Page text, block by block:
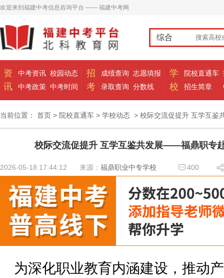
欢迎来到福建中考信息咨询平台 —— 福建中考网
综合
资
讯
中考资讯
中考政策
校园动态
中考时间
招
考
成绩查询
录取查询
志愿填报
分数线
学
校
院校直通车
招生简章
当前位置： 首页 > 院校直通车 > 学校动态 > 校际交流促提升 互学互
校际交流促提升 互学互鉴共发展——福鼎职专
2026-05-18 17:44:12 来源： 福鼎职业中专学校 400
为深化职业教育内涵建设，推动